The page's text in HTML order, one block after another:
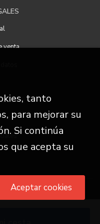
venta
Derechos Reservados
tanto
para mejorar su
Si continúa
que acepta su
Aceptar cookies